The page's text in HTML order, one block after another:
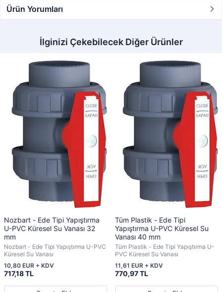
Ürün Yorumları
İlginizi Çekebilecek Diğer Ürünler
Nozbart - Ede Tipi Yapıştırma
U-PVC Küresel Su Vanası 32
mm
Nozbart - Ede Tipi Yapıştırma U-PVC
Küresel Su Vanası
717,18 TL
10,80 EUR + KDV
Tüm Plastik - Ede Tipi
Yapıştırma U-PVC Küresel Su
Vanası 40 mm
Tüm Plastik - Ede Tipi Yapıştırma U-
PVC Küresel Su Vanası
770,97 TL
11,61 EUR + KDV